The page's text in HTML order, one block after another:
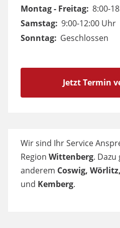
Montag - Freitag: 8:00-
Samstag: 9:00-12:00 Uhr
Sonntag: Geschlossen
Jetzt Termin
Wir sind Ihr Service
Region Wittenberg.
anderem Coswig,
und Kemberg.